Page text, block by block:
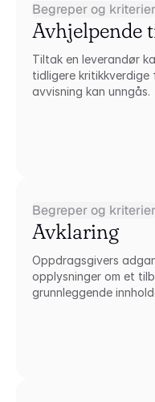
Begreper og kriterier
Avhjelpende
Tiltak en leverandør
tidligere
avvisning kan unngås.
Begreper og kriterier
Avklaring
Oppdragsgivers
opplysninger om et
grunnleggende